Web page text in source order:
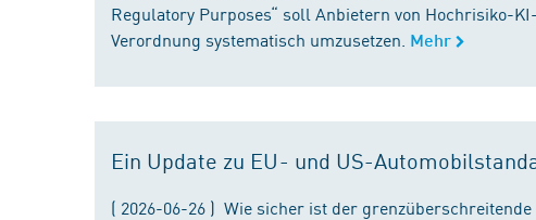
Regulatory Purposes“ soll Anbietern von Hochrisiko-
Verordnung systematisch umzusetzen. Mehr
Ein Update zu EU- und US-
( 2026-06-26 ) Wie sicher ist der